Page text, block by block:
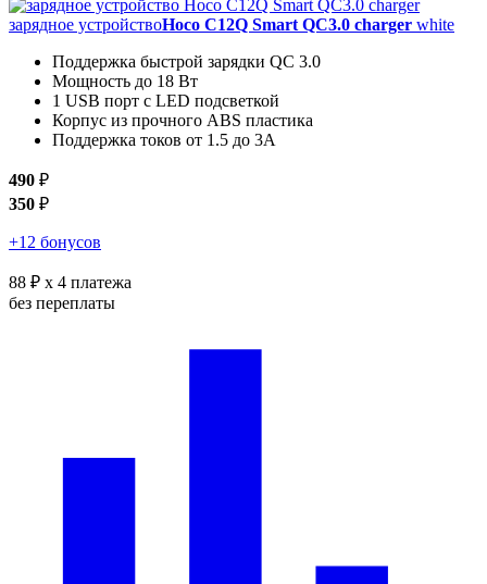
зарядное устройствоHoco C12Q Smart QC3.0 charger white
Поддержка быстрой зарядки QC 3.0
Мощность до 18 Вт
1 USB порт с LED подсветкой
Корпус из прочного ABS пластика
Поддержка токов от 1.5 до 3А
490 ₽
350 ₽
+12 бонусов
88 ₽ x 4 платежа
без переплаты